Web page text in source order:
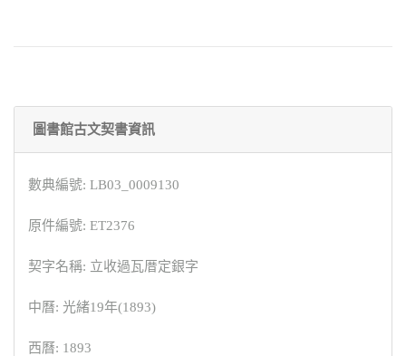
圖書館古文契書資訊
數典編號: LB03_0009130
原件編號: ET2376
契字名稱: 立收過瓦厝定銀字
中曆: 光緒19年(1893)
西曆: 1893